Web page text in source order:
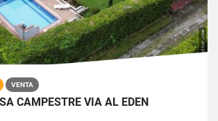
VENTA
CAMPESTRE VIA AL EDEN